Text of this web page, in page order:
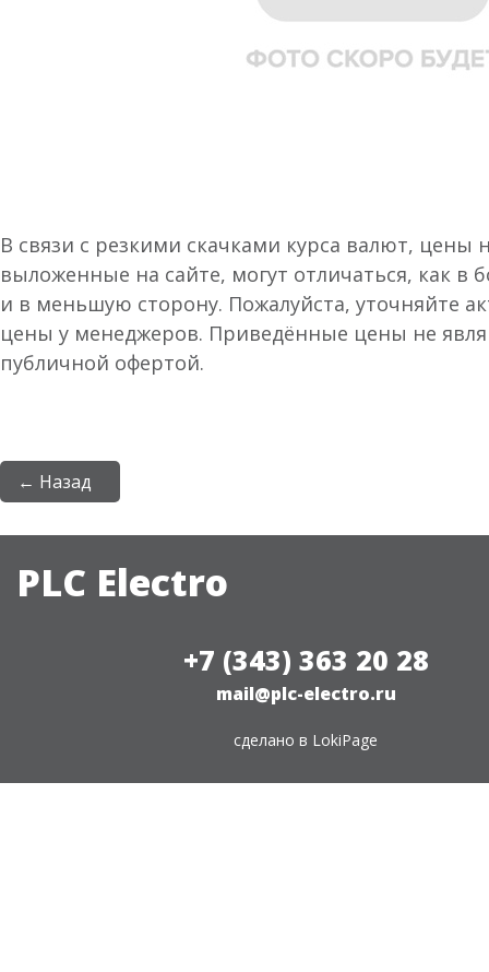
В связи с резкими скачками курса валют, цены
выложенные на сайте, могут отличаться, как в
и в меньшую сторону. Пожалуйста, уточняйте
цены у менеджеров. Приведённые цены не
публичной офертой.
← Назад
PLC Electro
+7 (343) 363 20 28
mail@plc-electro.ru
сделано в LokiPage